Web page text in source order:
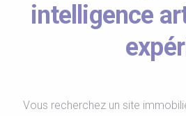
intelligence
Vous recherchez un site